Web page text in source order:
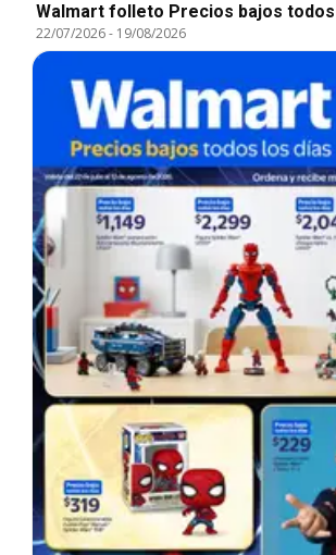
Walmart folleto Precios bajos
22/07/2026- 19/08/2026